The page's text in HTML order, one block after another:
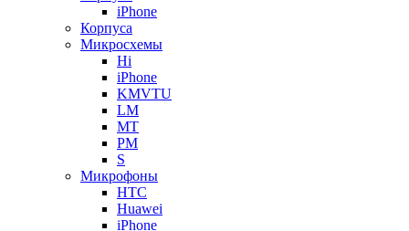
iPhone
Корпуса
Микросхемы
Hi
iPhone
KMVTU
LM
MT
PM
S
Микрофоны
HTC
Huawei
iPhone